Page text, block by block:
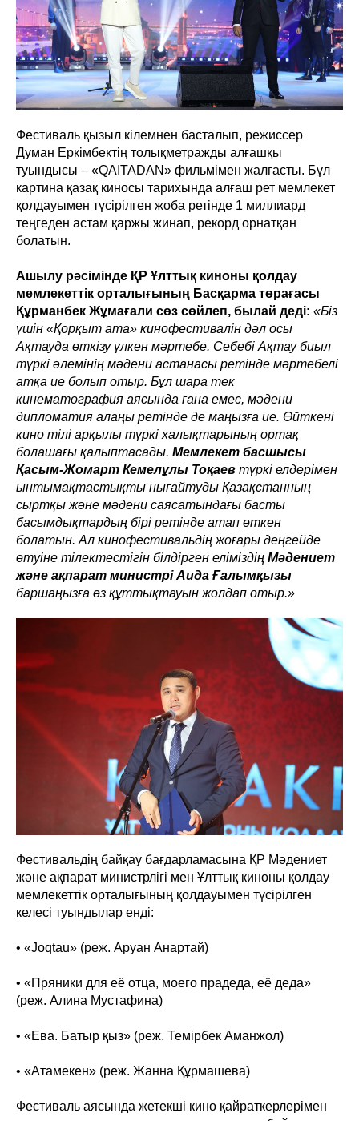
Фестиваль қызыл кілемнен басталып, режиссер
Думан Еркімбектің толықметражды алғашқы
туындысы – «QAITADAN» фильмімен жалғасты. Бұл
картина қазақ киносы тарихында алғаш рет мемлекет
қолдауымен түсірілген жоба ретінде 1 миллиард
теңгеден астам қаржы жинап, рекорд орнатқан
болатын.
Ашылу рәсімінде ҚР Ұлттық киноны қолдау
мемлекеттік орталығының Басқарма төрағасы
Құрманбек Жұмағали сөз сөйлеп, былай деді: «Біз
үшін «Қорқыт ата» кинофестивалін дәл осы
Ақтауда өткізу үлкен мәртебе. Себебі Ақтау биыл
түркі әлемінің мәдени астанасы ретінде мәртебелі
атқа ие болып отыр. Бұл шара тек
кинематография аясында ғана емес, мәдени
дипломатия алаңы ретінде де маңызға ие. Өйткені
кино тілі арқылы түркі халықтарының ортақ
болашағы қалыптасады. Мемлекет басшысы
Қасым-Жомарт Кемелұлы Тоқаев түркі елдерімен
ынтымақтастықты нығайтуды Қазақстанның
сыртқы және мәдени саясатындағы басты
басымдықтардың бірі ретінде атап өткен
болатын. Ал кинофестивальдің жоғары деңгейде
өтуіне тілектестігін білдірген еліміздің Мәдениет
және ақпарат министрі Аида Ғалымқызы
баршаңызға өз құттықтауын жолдап отыр.»
Фестивальдің байқау бағдарламасына ҚР Мәдениет
және ақпарат министрлігі мен Ұлттық киноны қолдау
мемлекеттік орталығының қолдауымен түсірілген
келесі туындылар енді:
• «Joqtau» (реж. Аруан Анартай)
• «Пряники для её отца, моего прадеда, её деда»
(реж. Алина Мустафина)
• «Ева. Батыр қыз» (реж. Темірбек Аманжол)
• «Атамекен» (реж. Жанна Құрмашева)
Фестиваль аясында жетекші кино қайраткерлерімен